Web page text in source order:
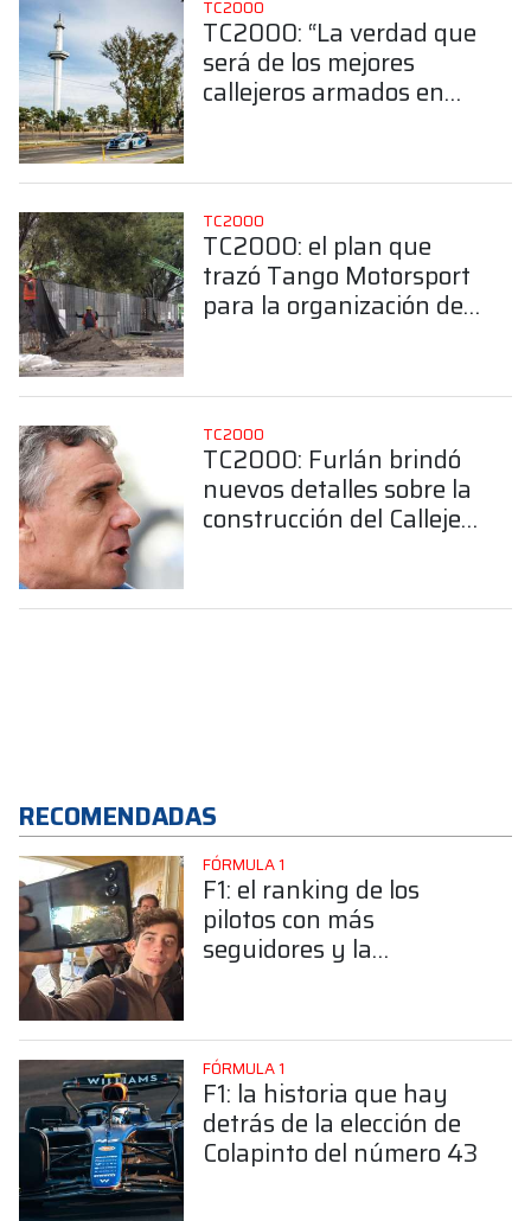
TC2000
TC2000: “La verdad que
será de los mejores
callejeros armados en
TC2000
TC2000: el plan que
trazó Tango Motorsport
para la organización del
TC2000
TC2000: Furlán brindó
nuevos detalles sobre la
construcción del Callejero
RECOMENDADAS
FÓRMULA 1
F1: el ranking de los
pilotos con más
seguidores y la
FÓRMULA 1
F1: la historia que hay
detrás de la elección de
Colapinto del número 43